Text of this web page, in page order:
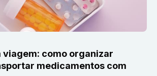
viagem: como organizar
medicamentos com